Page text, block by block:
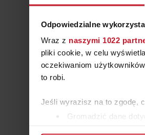
Odpowiedzialne
Wraz z naszymi 1022
pliki cookie, w celu
oczekiwaniom
to robi.
Jeśli wyrazisz na to zgodę,
Gromadzić dane
jadalni